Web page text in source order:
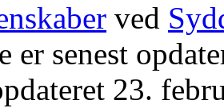
ved
er senest
23.